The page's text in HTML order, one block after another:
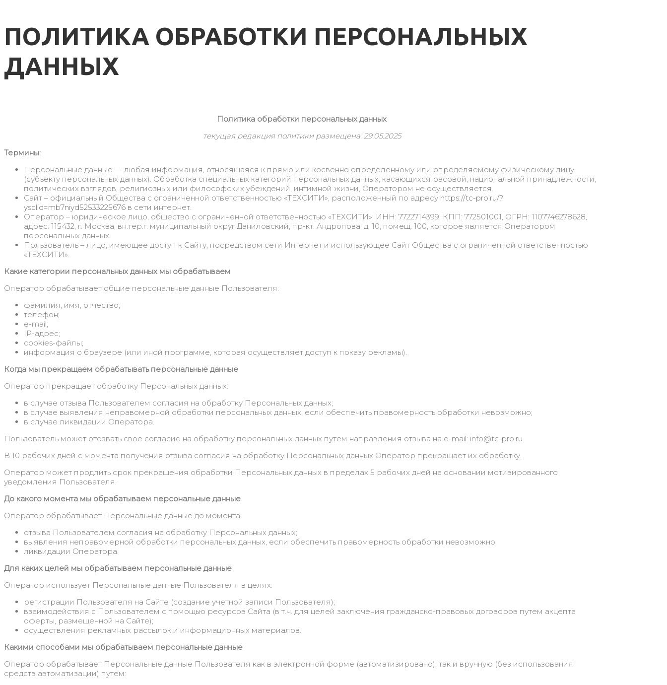
ПОЛИТИКА ОБРАБОТКИ ПЕРСОНАЛЬНЫХ
ДАННЫХ
Политика обработки персональных данных
текущая редакция политики размещена: 29.05.2025
Термины:
Персональные данные — любая информация, относящаяся к прямо или косвенно определенному или определяемому физическому лицу
(субъекту персональных данных). Обработка специальных категорий персональных данных, касающихся расовой, национальной принадлежности,
политических взглядов, религиозных или философских убеждений, интимной жизни, Оператором не осуществляется.
Сайт – официальный Общества с ограниченной ответственностью «ТЕХСИТИ», расположенный по адресу https://tc-pro.ru/?
ysclid=mb7niyd52533225676 в сети интернет.
Оператор – юридическое лицо, общество с ограниченной ответственностью «ТЕХСИТИ», ИНН: 7722714399, КПП: 772501001, ОГРН: 1107746278628,
адрес: 115432, г. Москва, вн.тер.г. муниципальный округ Даниловский, пр-кт. Андропова, д. 10, помещ. 100, которое является Оператором
персональных данных.
Пользователь – лицо, имеющее доступ к Сайту, посредством сети Интернет и использующее Сайт Общества с ограниченной ответственностью
«ТЕХСИТИ».
Какие категории персональных данных мы обрабатываем
Оператор обрабатывает общие персональные данные Пользователя:
фамилия, имя, отчество;
телефон;
e-mail;
IP-адрес;
сookies-файлы;
информация о браузере (или иной программе, которая осуществляет доступ к показу рекламы).
Когда мы прекращаем обрабатывать персональные данные
Оператор прекращает обработку Персональных данных:
в случае отзыва Пользователем согласия на обработку Персональных данных;
в случае выявления неправомерной обработки персональных данных, если обеспечить правомерность обработки невозможно;
в случае ликвидации Оператора.
Пользователь может отозвать свое согласие на обработку персональных данных путем направления отзыва на e-mail: info@tc-pro.ru.
В 10 рабочих дней с момента получения отзыва согласия на обработку Персональных данных Оператор прекращает их обработку.
Оператор может продлить срок прекращения обработки Персональных данных в пределах 5 рабочих дней на основании мотивированного
уведомления Пользователя.
До какого момента мы обрабатываем персональные данные
Оператор обрабатывает Персональные данные до момента:
отзыва Пользователем согласия на обработку Персональных данных;
выявления неправомерной обработки персональных данных, если обеспечить правомерность обработки невозможно;
ликвидации Оператора.
Для каких целей мы обрабатываем персональные данные
Оператор использует Персональные данные Пользователя в целях:
регистрации Пользователя на Сайте (создание учетной записи Пользователя);
взаимодействия с Пользователем с помощью ресурсов Сайта (в т.ч. для целей заключения гражданско-правовых договоров путем акцепта
оферты, размещенной на Сайте);
осуществления рекламных рассылок и информационных материалов.
Какими способами мы обрабатываем персональные данные
Оператор обрабатывает Персональные данные Пользователя как в электронной форме (автоматизировано), так и вручную (без использования
средств автоматизации) путем: